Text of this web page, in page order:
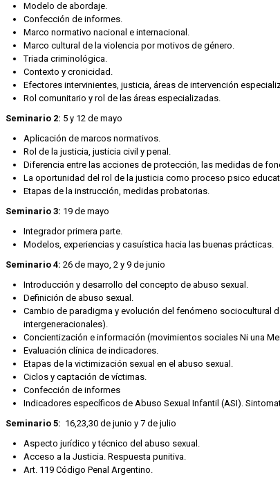
Modelo de abordaje.
Confección de informes.
Marco normativo nacional e internacional.
Marco cultural de la violencia por motivos de género.
Triada criminológica.
Contexto y cronicidad.
Efectores intervinientes, justicia, áreas de intervención
Rol comunitario y rol de las áreas especializadas.
Seminario 2: 5 y 12 de mayo
Aplicación de marcos normativos.
Rol de la justicia, justicia civil y penal.
Diferencia entre las acciones de protección, las medidas de
La oportunidad del rol de la justicia como proceso psico
Etapas de la instrucción, medidas probatorias.
Seminario 3: 19 de mayo
Integrador primera parte.
Modelos, experiencias y casuística hacia las buenas prácticas.
Seminario 4: 26 de mayo, 2 y 9 de junio
Introducción y desarrollo del concepto de abuso sexual.
Definición de abuso sexual.
Cambio de paradigma y evolución del fenómeno sociocultural
intergeneracionales).
Concientización e información (movimientos sociales Ni una
Evaluación clínica de indicadores.
Etapas de la victimización sexual en el abuso sexual.
Ciclos y captación de víctimas.
Confección de informes
Indicadores específicos de Abuso Sexual Infantil (ASI).
Seminario 5: 16,23,30 de junio y 7 de julio
Aspecto jurídico y técnico del abuso sexual.
Acceso a la Justicia. Respuesta punitiva.
Art. 119 Código Penal Argentino.